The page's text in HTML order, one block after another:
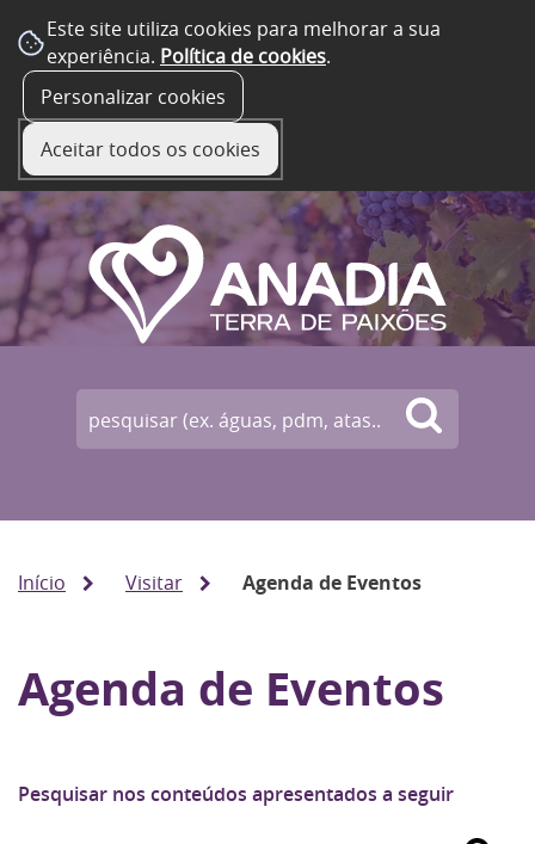
Este site utiliza cookies para melhorar a sua
experiência. Política de cookies.
Personalizar cookies
Aceitar todos os cookies
Início Visitar Agenda de Eventos
Agenda de Eventos
Pesquisar nos conteúdos apresentados a seguir